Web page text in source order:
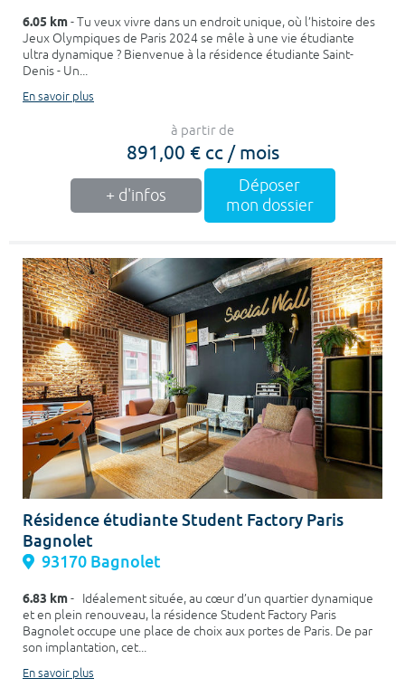
6.05 km- Tu veux vivre dans un endroit unique, où l’histoire des
Jeux Olympiques de Paris 2024 se mêle à une vie étudiante
ultra dynamique ? Bienvenue à la résidence étudiante Saint-
Denis - Un...
En savoir plus
à partir de
891,00 € cc / mois
+ d'infos
Déposer
mon dossier
Résidence étudiante Student Factory Paris
Bagnolet
93170 Bagnolet
6.83 km- Idéalement située, au cœur d’un quartier dynamique
et en plein renouveau, la résidence Student Factory Paris
Bagnolet occupe une place de choix aux portes de Paris. De par
son implantation, cet...
En savoir plus